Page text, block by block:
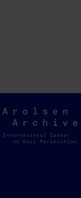
Arolsen
Archives